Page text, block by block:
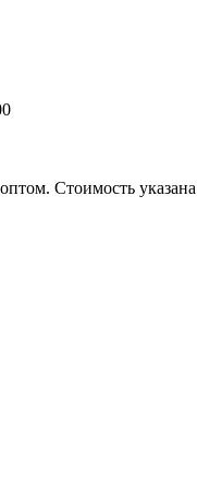
Стоимость указана